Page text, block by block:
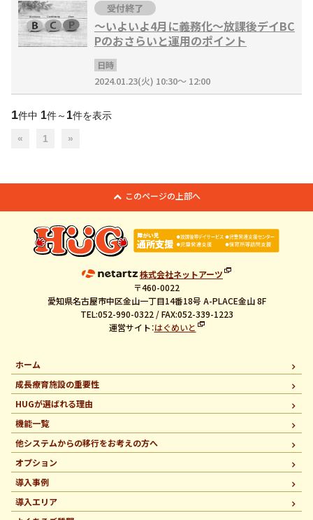
受付終了
〜いよいよ4月に義務化〜放課後デイBC
Pのおさらいと運用のポイント
日時
2024.01.23(火) 10:30～ 12:00
1件中 1件～ 1件を表示
« 1 »
このページの上部へ
株式会社ネットアーツ
〒460-0022
愛知県名古屋市中区金山一丁目14番18号 A-PLACE金山 8F
TEL:052-990-0322 / FAX:052-339-1223
運営サイト：はぐめいと
ホーム
成長療育施設の重要性
HUGが選ばれる理由
機能一覧
他システムからの移行をお考えの方へ
オプション
導入事例
導入エリア